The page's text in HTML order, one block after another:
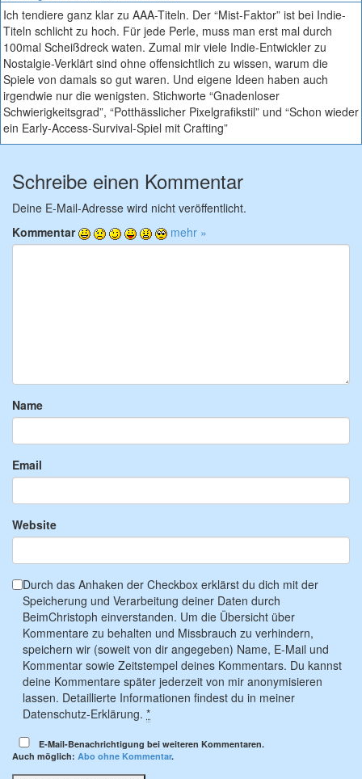
Ich tendiere ganz klar zu AAA-Titeln. Der “Mist-Faktor” ist bei Indie-
Titeln schlicht zu hoch. Für jede Perle, muss man erst mal durch
100mal Scheißdreck waten. Zumal mir viele Indie-Entwickler zu
Nostalgie-Verklärt sind ohne offensichtlich zu wissen, warum die
Spiele von damals so gut waren. Und eigene Ideen haben auch
irgendwie nur die wenigsten. Stichworte “Gnadenloser
Schwierigkeitsgrad”, “Potthässlicher Pixelgrafikstil” und “Schon wieder
ein Early-Access-Survival-Spiel mit Crafting”
Schreibe einen Kommentar
Deine E-Mail-Adresse wird nicht veröffentlicht.
Kommentar
mehr »
Name
Email
Website
Durch das Anhaken der Checkbox erklärst du dich mit der
Speicherung und Verarbeitung deiner Daten durch
BeimChristoph einverstanden. Um die Übersicht über
Kommentare zu behalten und Missbrauch zu verhindern,
speichern wir (soweit von dir angegeben) Name, E-Mail und
Kommentar sowie Zeitstempel deines Kommentars. Du kannst
deine Kommentare später jederzeit von mir anonymisieren
lassen. Detaillierte Informationen findest du in meiner
Datenschutz-Erklärung. *
E-Mail-Benachrichtigung bei weiteren Kommentaren.
Auch möglich: Abo ohne Kommentar.